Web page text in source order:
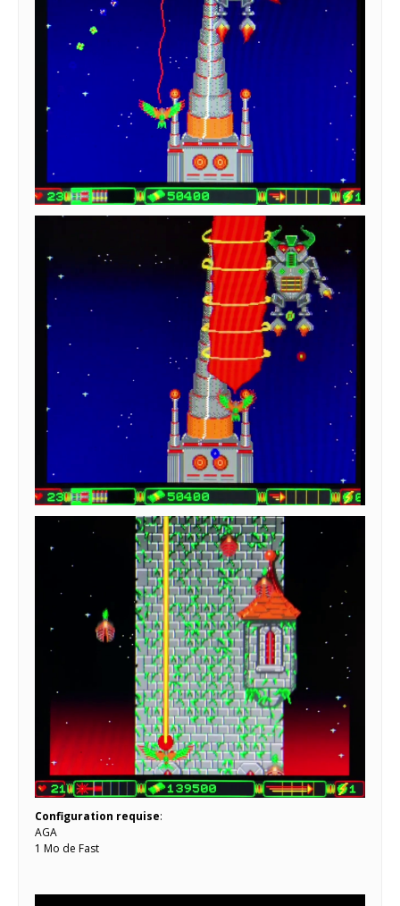
Configuration requise:
AGA
1 Mo de Fast